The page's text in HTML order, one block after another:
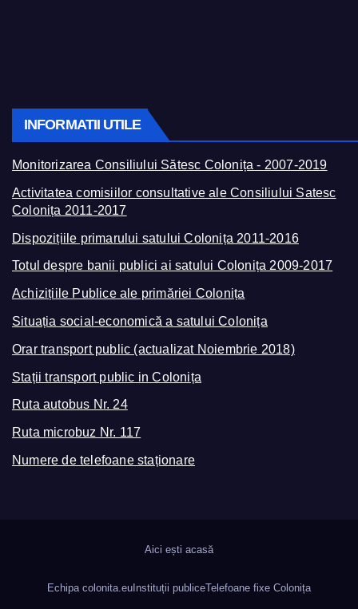
INFORMATII UTILE
Monitorizarea Consiliului Sătesc Colonița - 2007-2019
Activitatea comisiilor consultative ale Consiliului Satesc
Colonița 2011-2017
Dispozițiile primarului satului Colonița 2011-2016
Totul despre banii publici ai satului Colonița 2009-2017
Achizițiile Publice ale primăriei Colonița
Situația social-economică a satului Colonița
Orar transport public (actualizat Noiembrie 2018)
Stații transport public in Colonița
Ruta autobus Nr. 24
Ruta microbuz Nr. 117
Numere de telefoane staționare
Aici ești acasă
Echipa colonita.eu Instituții publiceTelefoane fixe Colonița